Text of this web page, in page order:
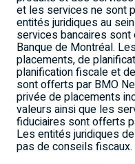
et les services ne sont
entités juridiques au
services bancaires
Banque de Montréal.
placements, de
planification fiscale et
sont offerts par BMO
privée de placements
valeurs ainsi que les
fiduciaires sont offerts
Les entités juridiques
pas de conseils fiscaux.